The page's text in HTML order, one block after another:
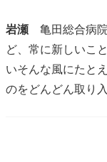
岩瀬 亀田総合病
ど、常に新しいこ
いそんな風にたと
のをどんどん取り